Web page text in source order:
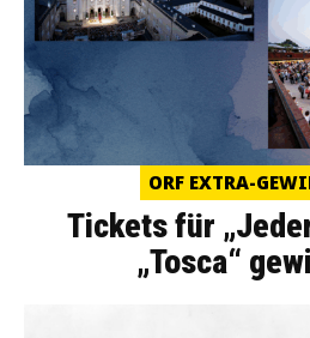
ORF EXTRA-
Tickets für
„Tosca“